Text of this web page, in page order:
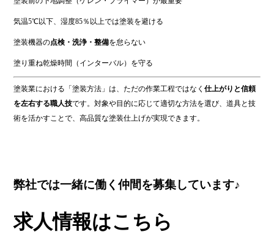
気温5℃以下、湿度85％以上では塗装を避ける
塗装機器の点検・洗浄・整備を怠らない
塗り重ね乾燥時間（インターバル）を守る
塗装業における「塗装方法」は、ただの作業工程ではなく仕上がりと信頼
を左右する職人技です。対象や目的に応じて適切な方法を選び、道具と技
術を活かすことで、高品質な塗装仕上げが実現できます。
弊社では一緒に働く仲間を募集しています♪
求人情報はこちら